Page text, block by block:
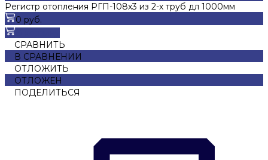
Регистр отопления РГП-108х3 из 2-х труб дл 1000мм
0 руб.
СРАВНИТЬ
В СРАВНЕНИИ
ОТЛОЖИТЬ
ОТЛОЖЕН
ПОДЕЛИТЬСЯ